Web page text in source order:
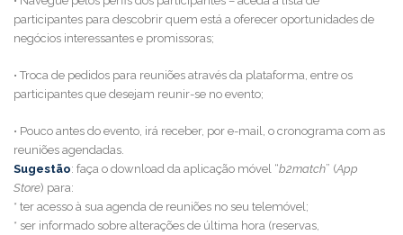
participantes para descobrir quem está a oferecer oportunidades de
negócios interessantes e promissoras;
• Troca de pedidos para reuniões através da plataforma, entre os
participantes que desejam reunir-se no evento;
• Pouco antes do evento, irá receber, por e-mail, o cronograma com as
reuniões agendadas.
Sugestão: faça o download da aplicação móvel “b2match” (App
Store) para:
* ter acesso à sua agenda de reuniões no seu telemóvel;
* ser informado sobre alterações de última hora (reservas,